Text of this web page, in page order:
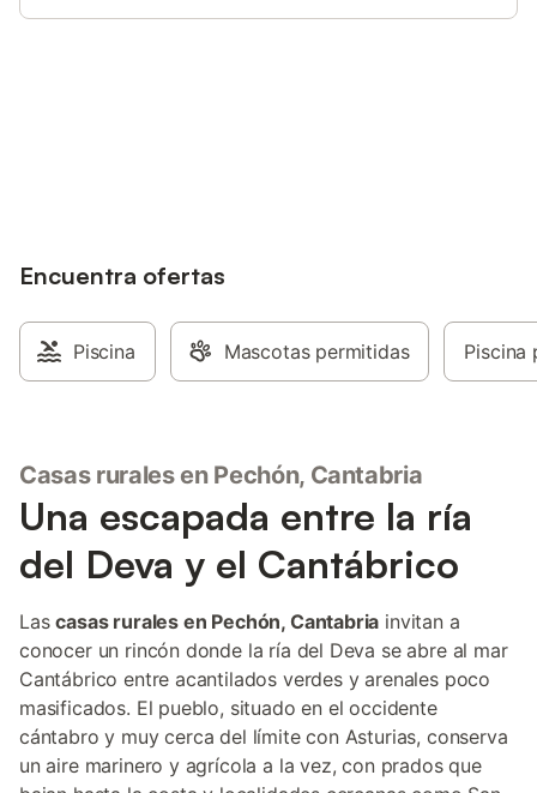
jardín, una terraza y
mobiliario de
disfrutar de
todas sus
horas de silencio
ambiente tranquilo.
acceder al
centro de la ciudad
de Amió a 2 km.
deseen disfrutar del
atracciones
Encuentra ofertas
Piscina Mascotas permitidas Piscina
Casas rurales en Pechón, Cantabria
Una escapada entre la ría
del Deva y el Cantábrico
Lascasas rurales en Pechón, Cantabria invitan a
conocer un rincón donde la ría del Deva se abre al mar
Cantábrico entre acantilados verdes y arenales poco
masificados. El pueblo, situado en el occidente
cántabro y muy cerca del límite con Asturias, conserva
un aire marinero y agrícola a la vez, con prados que